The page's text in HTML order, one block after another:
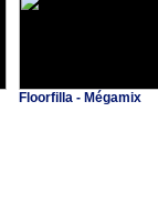
Floorfilla - Mégamix